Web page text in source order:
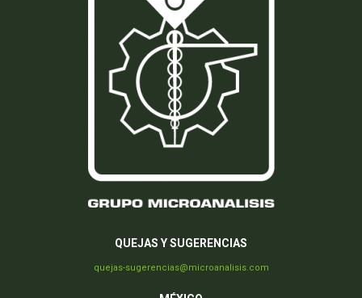
QUEJAS Y SUGERENCIAS
quejas-sugerencias@microanalisis.com